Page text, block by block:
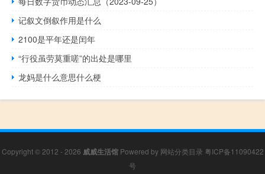
记叙文倒叙作用是什么
2100是平年还是闰年
“行役虽劳莫重嗟”的出处是哪里
龙妈是什么意思什么梗
Copyright © 2012 - 2026 威威生活馆Powered by 网站分类目录 粤ICP备11090422
号